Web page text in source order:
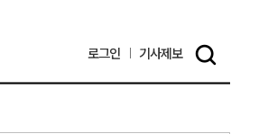
로그인 기사제보